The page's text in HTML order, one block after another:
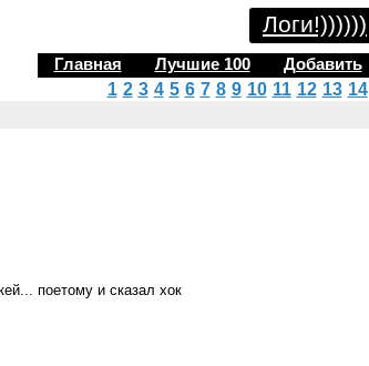
Логи!))))))
Главная Лучшие 100 Добавить
1 2 3 4 5 6 7 8 9 10 11 12 13 14
поетому и сказал хок